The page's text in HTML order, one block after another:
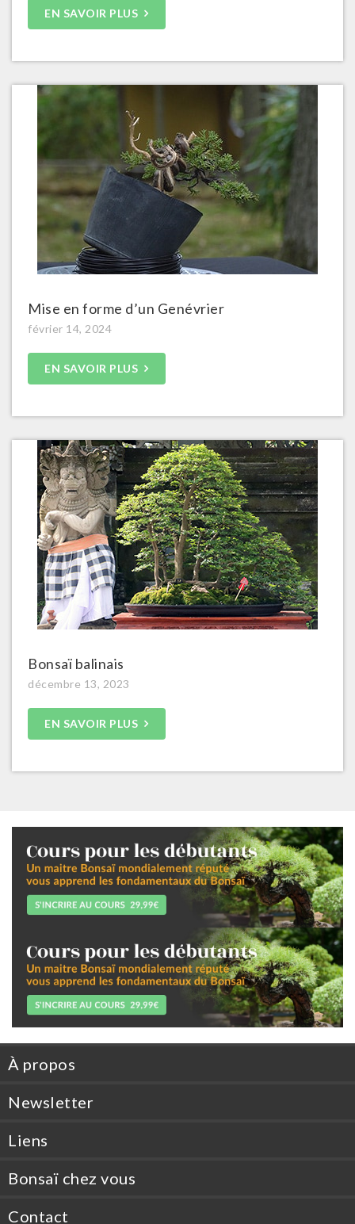
EN SAVOIR PLUS
Mise en forme d’un Genévrier
février 14, 2024
EN SAVOIR PLUS
Bonsaï balinais
décembre 13, 2023
EN SAVOIR PLUS
À propos
Newsletter
Liens
Bonsaï chez vous
Contact